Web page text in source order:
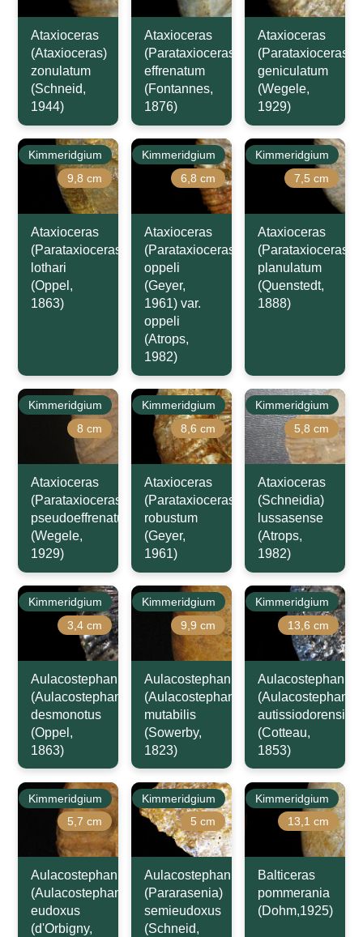
Ataxioceras
(Ataxioceras)
zonulatum
(Schneid,
1944)
Ataxioceras
(Parataxioceras)
effrenatum
(Fontannes,
1876)
Ataxioceras
(Parataxioceras)
geniculatum
(Wegele,
1929)
Kimmeridgium
9,8 cm
Ataxioceras
(Parataxioceras)
lothari
(Oppel,
1863)
Kimmeridgium
6,8 cm
Ataxioceras
(Parataxioceras)
oppeli
(Geyer,
1961) var.
oppeli
(Atrops,
1982)
Kimmeridgium
7,5 cm
Ataxioceras
(Parataxioceras)
planulatum
(Quenstedt,
1888)
Kimmeridgium
8 cm
Ataxioceras
(Parataxioceras)
pseudoeffrenatum
(Wegele,
1929)
Kimmeridgium
8,6 cm
Ataxioceras
(Parataxioceras)
robustum
(Geyer,
1961)
Kimmeridgium
5,8 cm
Ataxioceras
(Schneidia)
lussasense
(Atrops,
1982)
Kimmeridgium
3,4 cm
Aulacostephanus
(Aulacostephanoides)
desmonotus
(Oppel,
1863)
Kimmeridgium
9,9 cm
Aulacostephanus
(Aulacostephanoides)
mutabilis
(Sowerby,
1823)
Kimmeridgium
13,6 cm
Aulacostephanus
autissiodorensis
(Cotteau,
1853)
Kimmeridgium
5,7 cm
Aulacostephanus
(Aulacostephanus)
eudoxus
(d'Orbigny,
Kimmeridgium
5 cm
Aulacostephanus
(Pararasenia)
semieudoxus
(Schneid,
Kimmeridgium
13,1 cm
Balticeras
pommerania
(Dohm,1925)